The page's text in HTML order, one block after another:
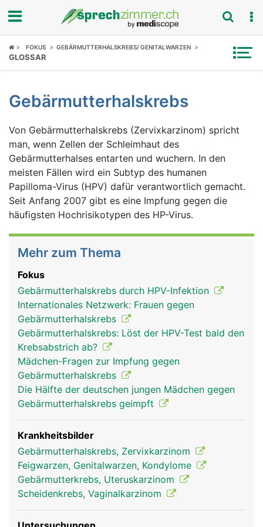
Fokus
Symptome
Untersuchungen
News
Ratgeber
Rubriken
FOKUS GEBÄRMUTTERHALSKREBS/ GENITALWARZEN
GLOSSAR
Gebärmutterhalskrebs
Von Gebärmutterhalskrebs (Zervixkarzinom) spricht
man, wenn Zellen der Schleimhaut des
Gebärmutterhalses entarten und wuchern. In den
meisten Fällen wird ein Subtyp des humanen
Papilloma-Virus (HPV) dafür verantwortlich gemacht.
Seit Anfang 2007 gibt es eine Impfung gegen die
häufigsten Hochrisikotypen des HP-Virus.
Mehr zum Thema
Fokus
Gebärmutterhalskrebs durch HPV-Infektion
Internationales Netzwerk: Frauen gegen
Gebärmutterhalskrebs
Gebärmutterhalskrebs: Löst der HPV-Test bald den
Krebsabstrich ab?
Mädchen-Fragen zur Impfung gegen
Gebärmutterhalskrebs
Die Hälfte der deutschen jungen Mädchen gegen
Gebärmutterhalskrebs geimpft
Krankheitsbilder
Gebärmutterhalskrebs, Zervixkarzinom
Feigwarzen, Genitalwarzen, Kondylome
Gebärmutterkrebs, Uteruskarzinom
Scheidenkrebs, Vaginalkarzinom